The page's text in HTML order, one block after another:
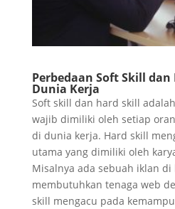
Perbedaan Soft Skill
Dunia Kerja
Soft skill dan hard skill
wajib dimiliki oleh setiap
di dunia kerja. Hard skill
utama yang dimiliki oleh
Misalnya ada sebuah iklan
membutuhkan tenaga web
skill mengacu pada